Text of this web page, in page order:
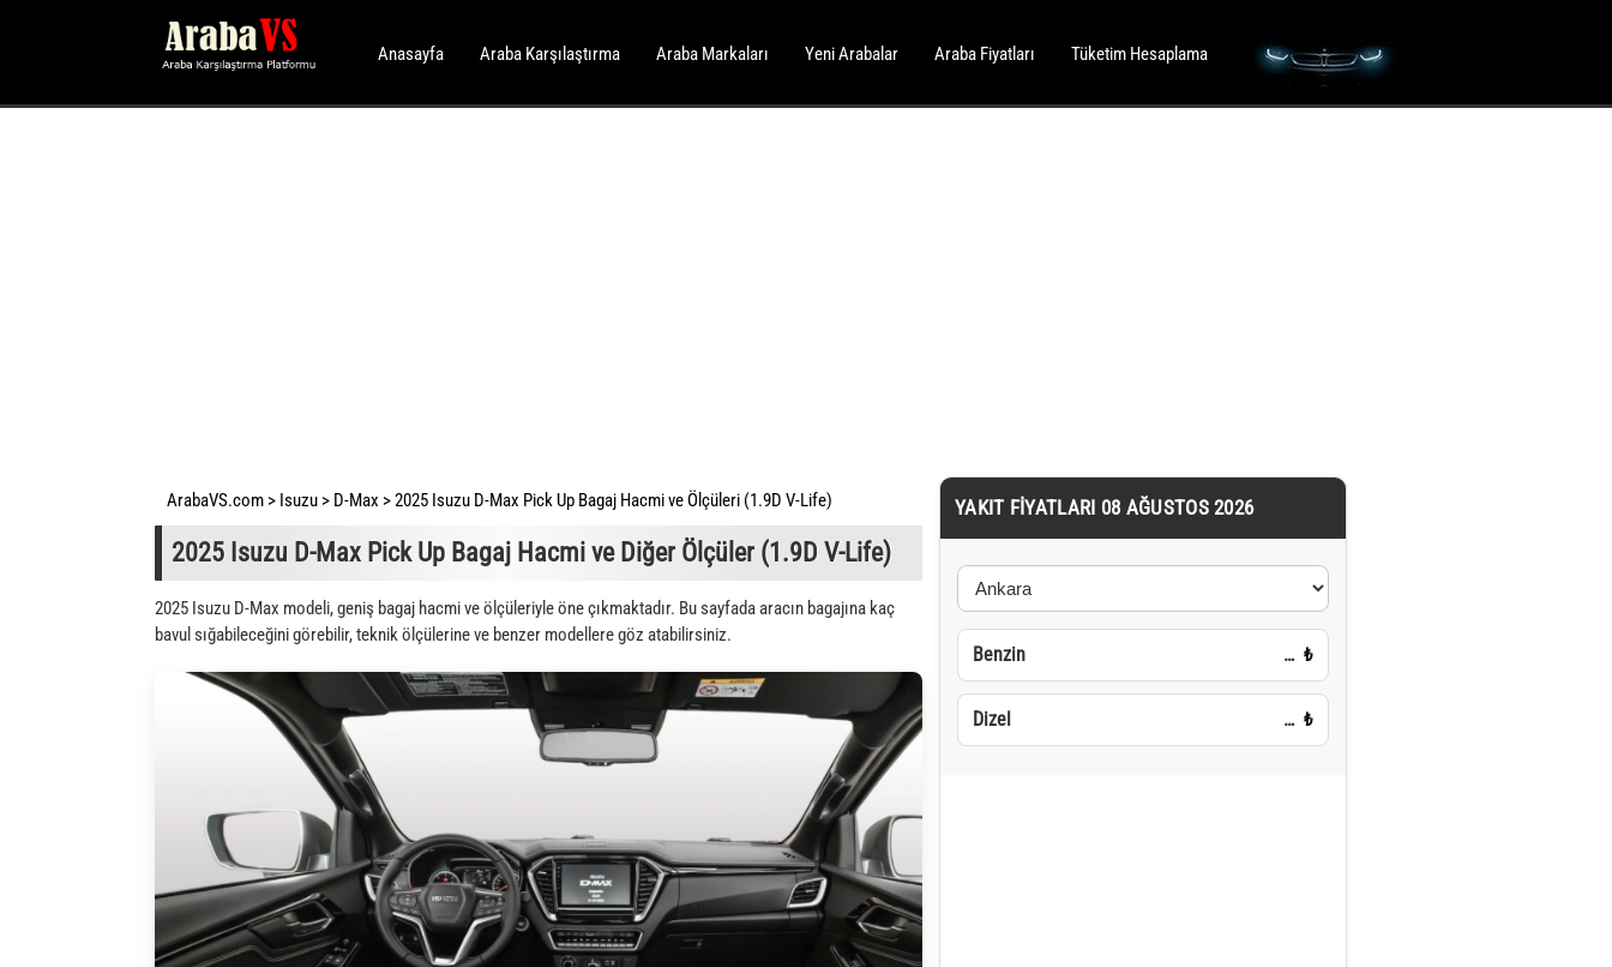
Anasayfa Araba Karşılaştırma Araba Markaları Yeni Arabalar Araba Fiyatları Tüketim Hesaplama
ArabaVS.com > Isuzu > D-Max >2025 Isuzu D-Max Pick Up Bagaj Hacmi ve Ölçüleri (1.9D V-Life)
2025 Isuzu D-Max Pick Up Bagaj Hacmi ve Diğer Ölçüler (1.9D V-Life)
2025 Isuzu D-Max modeli, geniş bagaj hacmi ve ölçüleriyle öne çıkmaktadır. Bu sayfada aracın bagajına kaç
bavul sığabileceğini görebilir, teknik ölçülerine ve benzer modellere göz atabilirsiniz.
YAKIT FIYATLARI 08 AĞUSTOS 2026
Benzin … ₺
Dizel … ₺